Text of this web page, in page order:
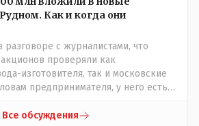
иначе?
40 кибиток или просто
они убьют сразу двух зайцев
справедливость
Как и когда они
с журналистами, что
проверяли как
изготовителя, так и московские
предпринимателя, у него есть
экономического сообщества.
Все обсуждения